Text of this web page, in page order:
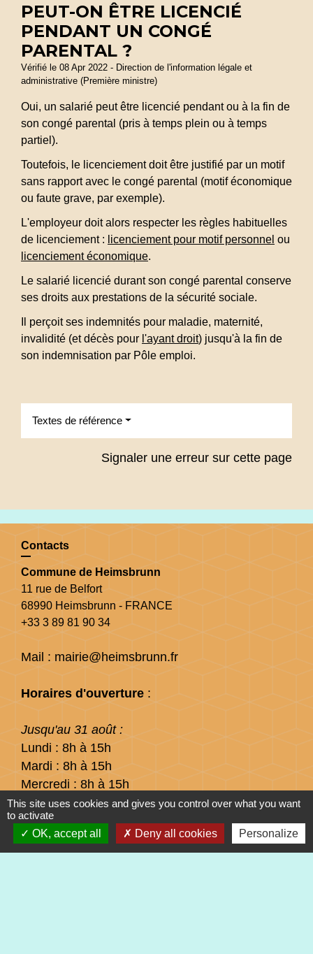
PEUT-ON ÊTRE LICENCIÉ
PENDANT UN CONGÉ
PARENTAL ?
Vérifié le 08 Apr 2022 - Direction de l'information légale et
administrative (Première ministre)
Oui, un salarié peut être licencié pendant ou à la fin de
son congé parental (pris à temps plein ou à temps
partiel).
Toutefois, le licenciement doit être justifié par un motif
sans rapport avec le congé parental (motif économique
ou faute grave, par exemple).
L'employeur doit alors respecter les règles habituelles
de licenciement : licenciement pour motif personnel ou
licenciement économique.
Le salarié licencié durant son congé parental conserve
ses droits aux prestations de la sécurité sociale.
Il perçoit ses indemnités pour maladie, maternité,
invalidité (et décès pour l'ayant droit) jusqu'à la fin de
son indemnisation par Pôle emploi.
Textes de référence
Signaler une erreur sur cette page
Contacts
Commune de Heimsbrunn
11 rue de Belfort
68990 Heimsbrunn - FRANCE
+33 3 89 81 90 34
Mail : mairie@heimsbrunn.fr
Horaires d'ouverture :
Jusqu'au 31 août :
Lundi : 8h à 15h
Mardi : 8h à 15h
Mercredi : 8h à 15h
Jeudi : 8h à 15h
Vendredi : 8h à 12h
This site uses cookies and gives you control over what you want
to activate
OK, accept all
Deny all cookies Personalize